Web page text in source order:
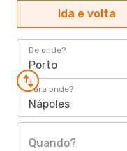
Ida e volta
De onde?
Porto
Para onde?
Nápoles
Quando?